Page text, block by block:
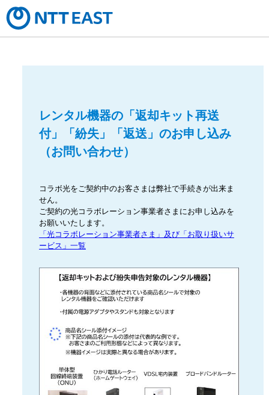
レンタル機器の「返却キット再送
付」「紛失」「返送」のお申し込み
（お問い合わせ）
コラボ光をご契約中のお客さまは弊社で手続きが出来ま
せん。
ご契約の光コラボレーション事業者さまにお申し込みを
お願いいたします。
「光コラボレーション事業者さま」及び「お取り扱いサ
ービス」一覧